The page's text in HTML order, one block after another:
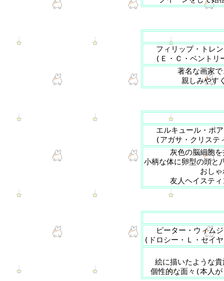
フィリップ・トレ
(Ｅ・Ｃ・ベントリ
著名な画家
親しみやす
エルキュール・ポ
(アガサ・クリステ
灰色の脳細胞
小柄な体に卵型の頭と
おし
友人ヘイステ
ピーター・ウィム
(ドロシー・Ｌ・セイ
絵に描いたような
個性的な面々(本人